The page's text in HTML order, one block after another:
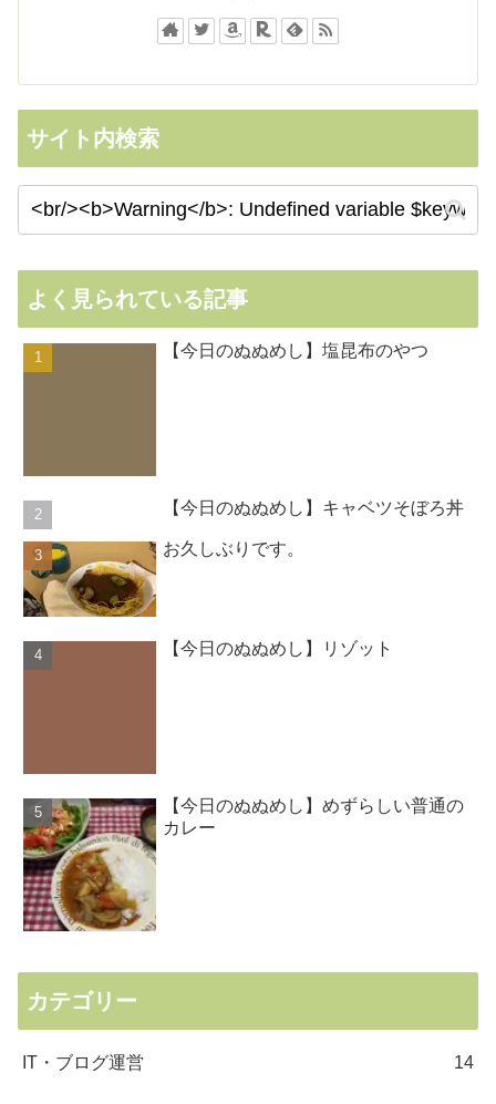
サイト内検索
よく見られている記事
【今日のぬぬめし】塩昆布のやつ
【今日のぬぬめし】キャベツそぼろ丼
お久しぶりです。
【今日のぬぬめし】リゾット
【今日のぬぬめし】めずらしい普通の
カレー
カテゴリー
IT・ブログ運営 14